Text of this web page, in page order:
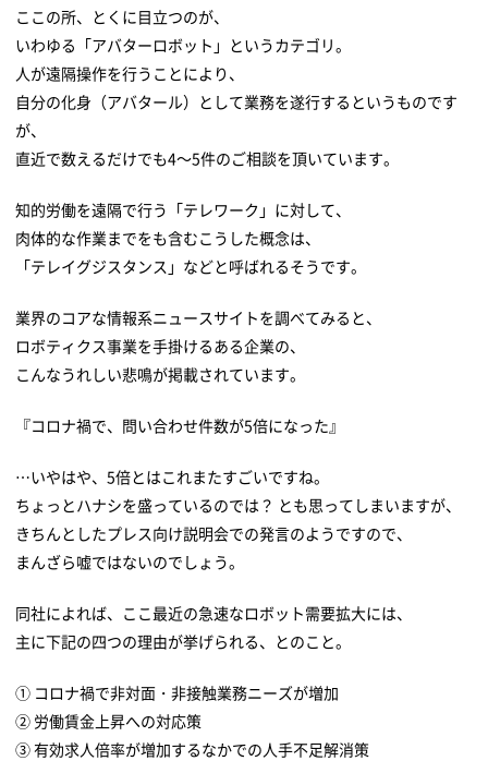
ここの所、とくに目立つのが、
いわゆる「アバターロボット」というカテゴリ。
人が遠隔操作を行うことにより、
自分の化身（アバタール）として業務を遂行するというものです
が、
直近で数えるだけでも4～5件のご相談を頂いています。
知的労働を遠隔で行う「テレワーク」に対して、
肉体的な作業までをも含むこうした概念は、
「テレイグジスタンス」などと呼ばれるそうです。
業界のコアな情報系ニュースサイトを調べてみると、
ロボティクス事業を手掛けるある企業の、
こんなうれしい悲鳴が掲載されています。
『コロナ禍で、問い合わせ件数が5倍になった』
…いやはや、5倍とはこれまたすごいですね。
ちょっとハナシを盛っているのでは？ とも思ってしまいますが、
きちんとしたプレス向け説明会での発言のようですので、
まんざら嘘ではないのでしょう。
同社によれば、ここ最近の急速なロボット需要拡大には、
主に下記の四つの理由が挙げられる、とのこと。
① コロナ禍で非対面・非接触業務ニーズが増加
② 労働賃金上昇への対応策
③ 有効求人倍率が増加するなかでの人手不足解消策